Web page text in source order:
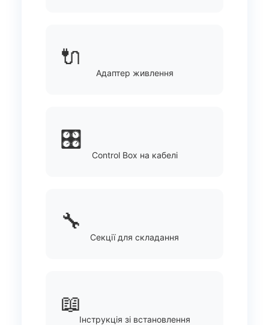
🔌
Адаптер живлення
🎛️
Control Box на кабелі
🔧
Секції для складання
📖
Інструкція зі встановлення